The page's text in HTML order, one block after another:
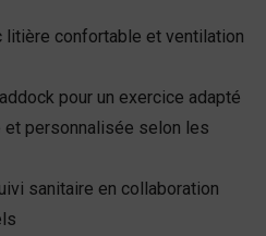
litière confortable et ventilation
pour un exercice adapté
personnalisée selon les
sanitaire en collaboration